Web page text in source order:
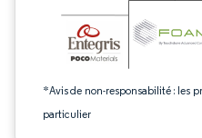
*Avis de non-responsabilité : les
particulier